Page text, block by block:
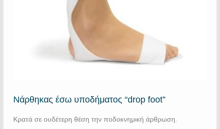
Νάρθηκας έσω υποδήματος “drop foot”
Κρατά σε ουδέτερη θέση την ποδοκνημική άρθρωση.